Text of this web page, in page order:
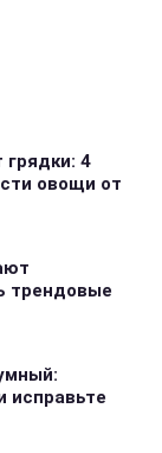
4
овощи от
трендовые
исправьте